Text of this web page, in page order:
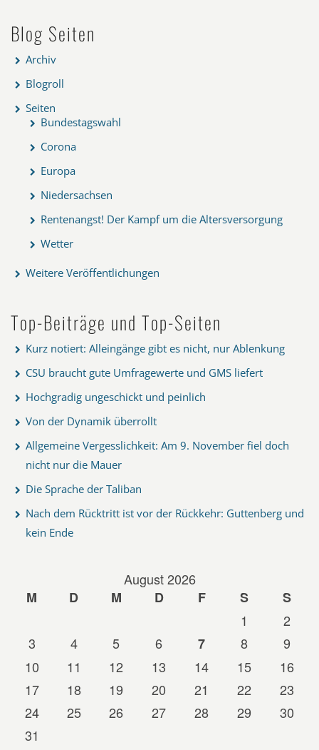
Blog Seiten
Archiv
Blogroll
Seiten
Bundestagswahl
Corona
Europa
Niedersachsen
Rentenangst! Der Kampf um die Altersversorgung
Wetter
Weitere Veröffentlichungen
Top-Beiträge und Top-Seiten
Kurz notiert: Alleingänge gibt es nicht, nur Ablenkung
CSU braucht gute Umfragewerte und GMS liefert
Hochgradig ungeschickt und peinlich
Von der Dynamik überrollt
Allgemeine Vergesslichkeit: Am 9. November fiel doch
nicht nur die Mauer
Die Sprache der Taliban
Nach dem Rücktritt ist vor der Rückkehr: Guttenberg und
kein Ende
August 2026
M
D M D F S
S
1
2
3
4 5 6 7 8
9
10
11 12 13 14 15
16
17
18 19 20 21 22
23
24
25 26 27 28 29
30
31